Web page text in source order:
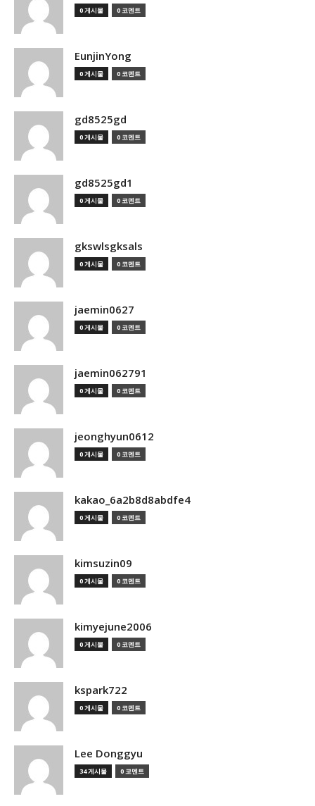
0 게시물 0 코멘트
EunjinYong
0 게시물 0 코멘트
gd8525gd
0 게시물 0 코멘트
gd8525gd1
0 게시물 0 코멘트
gkswlsgksals
0 게시물 0 코멘트
jaemin0627
0 게시물 0 코멘트
jaemin062791
0 게시물 0 코멘트
jeonghyun0612
0 게시물 0 코멘트
kakao_6a2b8d8abdfe4
0 게시물 0 코멘트
kimsuzin09
0 게시물 0 코멘트
kimyejune2006
0 게시물 0 코멘트
kspark722
0 게시물 0 코멘트
Lee Donggyu
34 게시물 0 코멘트